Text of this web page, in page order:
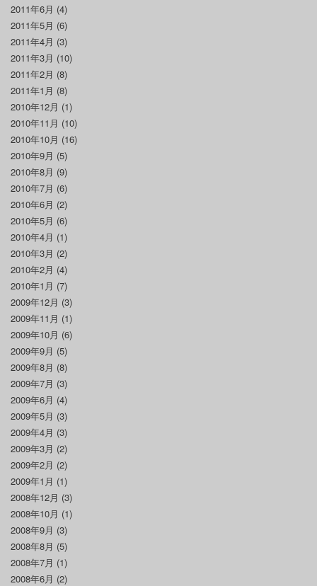
2011年6月 (4)
2011年5月 (6)
2011年4月 (3)
2011年3月 (10)
2011年2月 (8)
2011年1月 (8)
2010年12月 (1)
2010年11月 (10)
2010年10月 (16)
2010年9月 (5)
2010年8月 (9)
2010年7月 (6)
2010年6月 (2)
2010年5月 (6)
2010年4月 (1)
2010年3月 (2)
2010年2月 (4)
2010年1月 (7)
2009年12月 (3)
2009年11月 (1)
2009年10月 (6)
2009年9月 (5)
2009年8月 (8)
2009年7月 (3)
2009年6月 (4)
2009年5月 (3)
2009年4月 (3)
2009年3月 (2)
2009年2月 (2)
2009年1月 (1)
2008年12月 (3)
2008年10月 (1)
2008年9月 (3)
2008年8月 (5)
2008年7月 (1)
2008年6月 (2)